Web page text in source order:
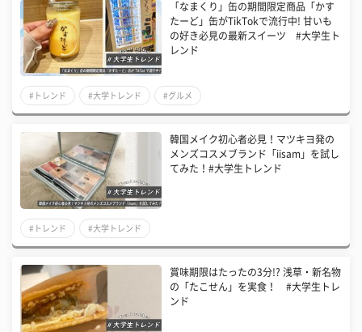
「なまくり」缶の期間限定商品「かす
たーど」缶がTikTokで流行中! 甘いも
の好き必見の最新スイーツ #大学生ト
レンド
#トレンド #大学トレンド #グルメ
韓国メイク初心者必見！マツキヨ発の
メンズコスメブランド「iisam」を試し
てみた！#大学生トレンド
#トレンド #大学トレンド
賞味期限はたったの3分!? 浅草・新名物
の「たこせん」を実食！ #大学生トレ
ンド